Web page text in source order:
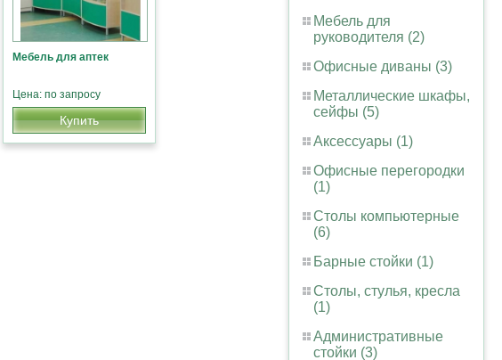
Мебель для
руководителя (2)
Офисные диваны (3)
Металлические шкафы,
сейфы (5)
Аксессуары (1)
Офисные перегородки
(1)
Столы компьютерные
(6)
Барные стойки (1)
Столы, стулья, кресла
(1)
Административные
стойки (3)
Мебель для аптек
Цена: по запросу
Купить